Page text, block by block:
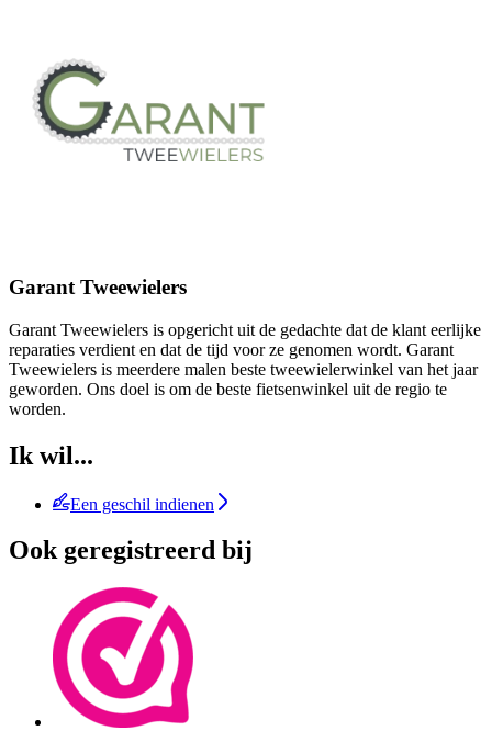
Garant Tweewielers
Garant Tweewielers is opgericht uit de gedachte dat de klant eerlijke
reparaties verdient en dat de tijd voor ze genomen wordt. Garant
Tweewielers is meerdere malen beste tweewielerwinkel van het jaar
geworden. Ons doel is om de beste fietsenwinkel uit de regio te
worden.
Ik wil...
Een geschil indienen
Ook geregistreerd bij